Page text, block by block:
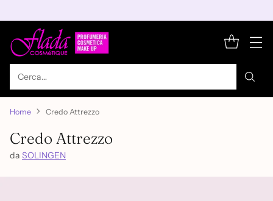
Cerca…
Home Credo Attrezzo
Credo Attrezzo
da SOLINGEN